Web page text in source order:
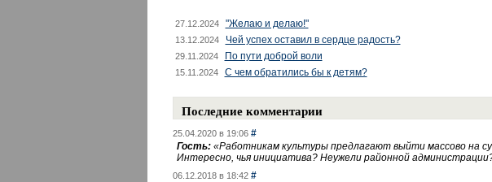
27.12.2024 "Желаю и делаю!"
13.12.2024 Чей успех оставил в сердце радость?
29.11.2024 По пути доброй воли
15.11.2024 С чем обратились бы к детям?
Последние комментарии
25.04.2020 в 19:06 #
Гость: «Работникам культуры предлагают выйти массово на
Интересно, чья инициатива? Неужели районной
06.12.2018 в 18:42 #